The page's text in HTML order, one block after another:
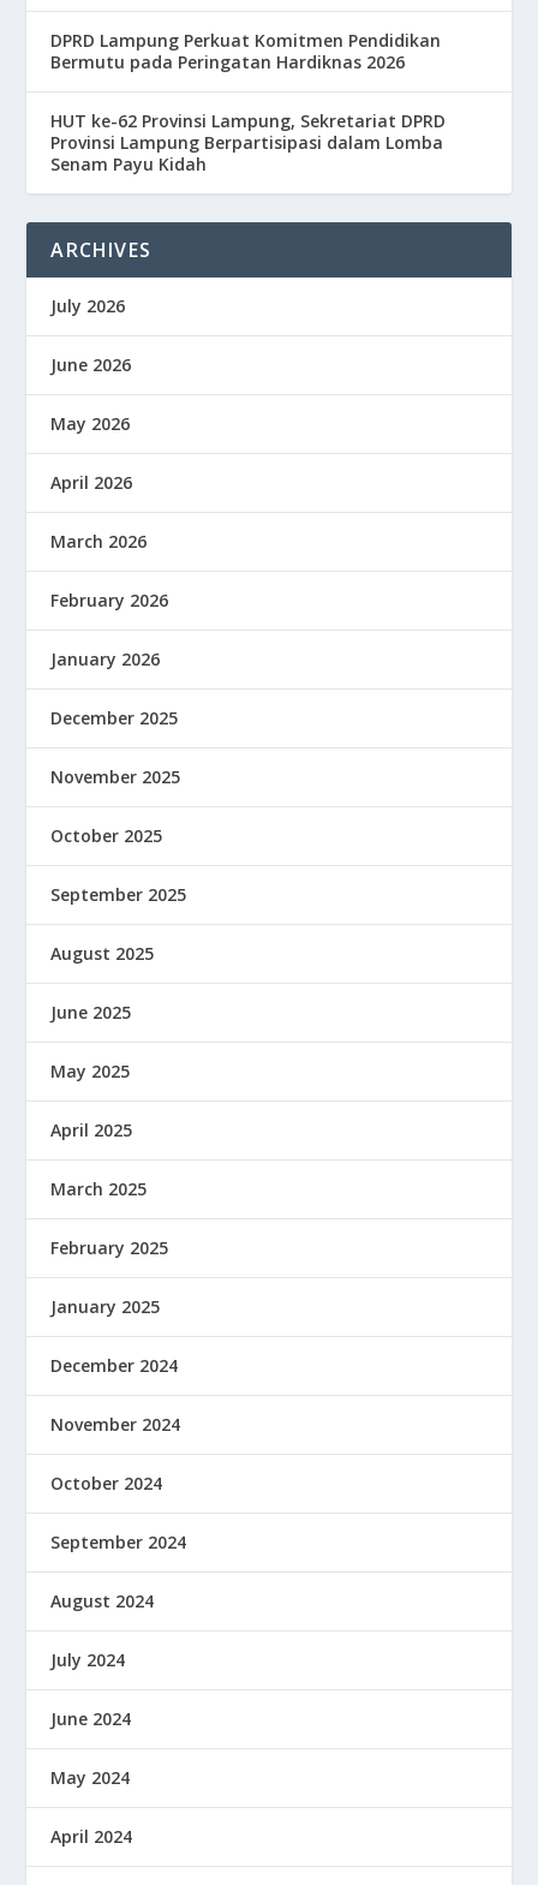
DPRD Lampung Perkuat Komitmen Pendidikan
Bermutu pada Peringatan Hardiknas 2026
HUT ke-62 Provinsi Lampung, Sekretariat DPRD
Provinsi Lampung Berpartisipasi dalam Lomba
Senam Payu Kidah
ARCHIVES
July 2026
June 2026
May 2026
April 2026
March 2026
February 2026
January 2026
December 2025
November 2025
October 2025
September 2025
August 2025
June 2025
May 2025
April 2025
March 2025
February 2025
January 2025
December 2024
November 2024
October 2024
September 2024
August 2024
July 2024
June 2024
May 2024
April 2024